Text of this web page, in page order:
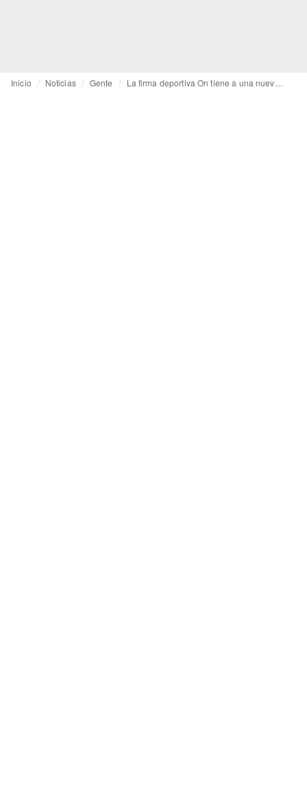
Inicio Noticias Gente